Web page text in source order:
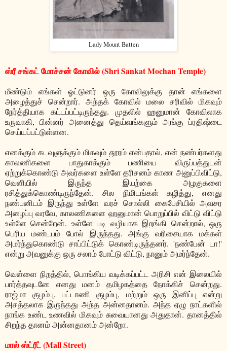
Lady Mount Batten
ஸ்ரீ சங்கட் மோச்சன் கோவில் (Shri Sankat Mochan Temple)
மீண்டும் எங்கள் ஓட்டுனர் ஒரு கோவிலுக்கு தான் எங்களை
அழைத்துச் சென்றார். அந்தக் கோவில் மலை சரிவில் மிகவும்
நேர்த்தியாக கட்டப்பட்டிருந்தது. முதலில் ஹனுமான் கோவிலாக
உருவாகி, பின்னர் அனைத்து தெய்வங்களும் அங்கு ப்ரதிஷ்டை
செய்யப்பட்டுள்ளன.
எனக்கும் கடவுளுக்கும் மிகவும் தூரம் என்பதால், என் நண்பர்களது
காலணிகளை பாதுகாக்கும் பணியை விருப்பத்துடன்
ஏற்றுக்கொண்டு அவர்களை உள்ளே தரிசனம் காண அனுப்பிவிட்டு,
வெளியில் இருந்த இயற்கை அழகுகளை
ரசித்துக்கொண்டிருந்தேன். சில நிமிடங்கள் கழித்து, எனது
நண்பனிடம் இருந்து உள்ளே வரச் சொல்லி கைபேசியில் அவசர
அழைப்பு வரவே, காலணிகளை ஹனுமான் பொறுப்பில் விட்டு விட்டு
உள்ளே சென்றேன். உள்ளே படி வழியாக இறங்கி சென்றால், ஒரு
பெரிய மண்டபம் போல் இருந்தது. அங்கு வரிசையாக மக்கள்
அமர்ந்துகொண்டு சாப்பிட்டுக் கொண்டிருந்தனர். 'நண்பேன் டா!'
என்று அவனுக்கு ஒரு சலாம் போட்டு விட்டு, நானும் அமர்ந்தேன்.
வெள்ளை நிறத்தில், பொங்கிய வடிக்கப்பட்ட அரிசி என் இலையில்
பார்த்தவுடனே எனது மனம் தமிழகத்தை நோக்கிச் சென்றது.
ராஜ்மா குழம்பு, பட்டாணி குழம்பு, மற்றும் ஒரு இனிப்பு என்று
அசத்தலாக இருந்தது அந்த அன்னதானம். அந்த ஏழு நாட்களில்
நாங்க உண்ட உணவில் மிகவும் சுவையானது அதுதான். தானத்தில்
சிறந்த தானம் அன்னதானம் அன்றோ.
மால் ஸ்ட்ரீட் (Mall Street)